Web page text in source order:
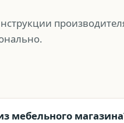
мебельного